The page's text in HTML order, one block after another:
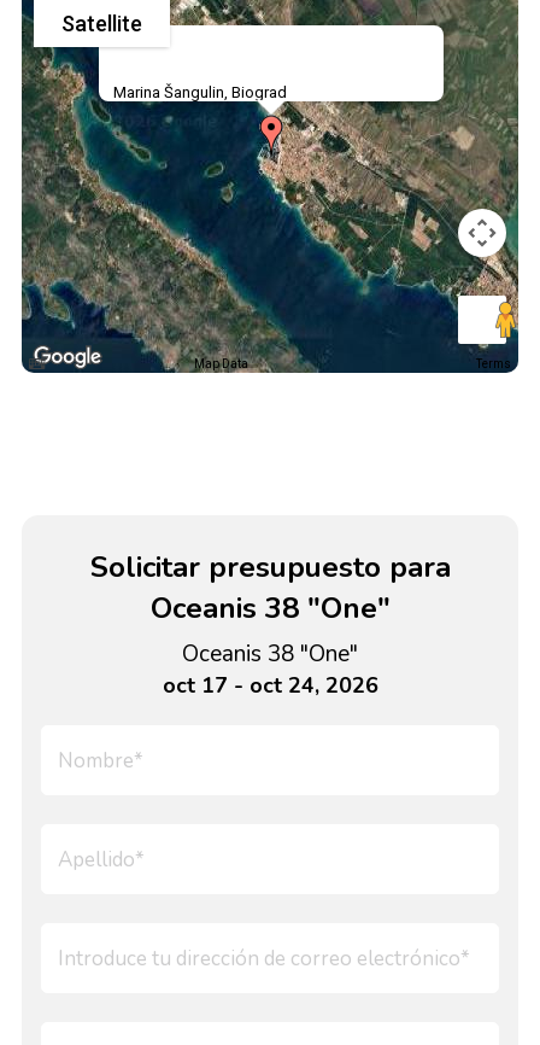
Marina Šangulin, Biograd
Satellite
Map Data Terms
Solicitar presupuesto para
Oceanis 38 "One"
Oceanis 38 "One"
oct 17 - oct 24, 2026